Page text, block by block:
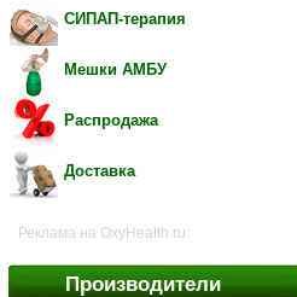
СИПАП-терапия
Мешки АМБУ
Распродажа
Доставка
Реклама на OxyHealth.ru:
Производители